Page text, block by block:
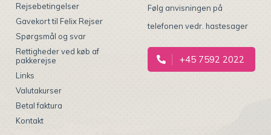
Rejsebetingelser
Gavekort til Felix Rejser
Spørgsmål og svar
Rettigheder ved køb af
pakkerejse
Links
Valutakurser
Betal faktura
Kontakt
Følg anvisningen på
telefonen vedr. hastesager
+45 7592 2022